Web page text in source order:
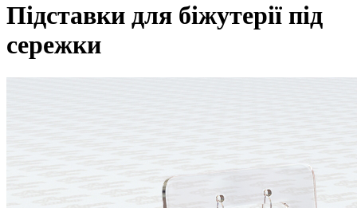
Підставки для біжутерії під
сережки